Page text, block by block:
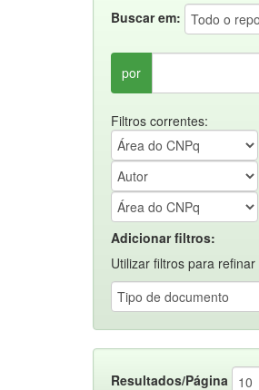
Buscar em:
por
Filtros correntes:
Adicionar filtros:
Utilizar filtros para
Resultados/Página